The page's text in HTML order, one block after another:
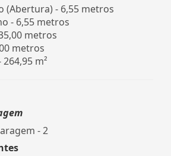
(Abertura) - 6,55 metros
- 6,55 metros
metros
metros
m²
- 2